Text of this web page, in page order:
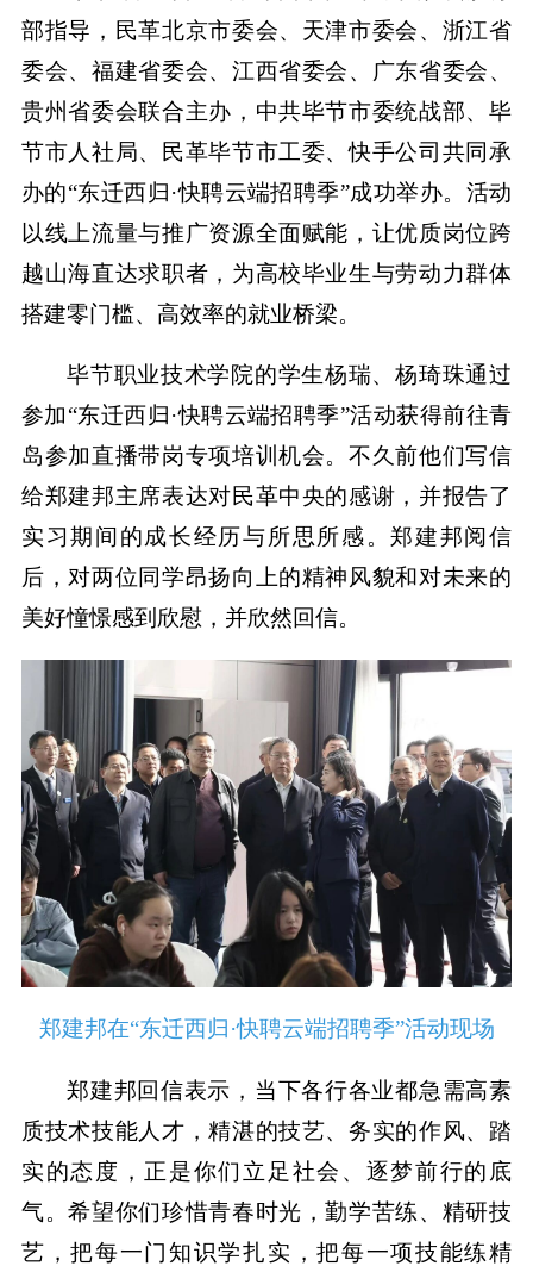
部指导，民革北京市委会、天津市委会、浙江省
委会、福建省委会、江西省委会、广东省委会、
贵州省委会联合主办，中共毕节市委统战部、毕
节市人社局、民革毕节市工委、快手公司共同承
办的“东迁西归·快聘云端招聘季”成功举办。活动
以线上流量与推广资源全面赋能，让优质岗位跨
越山海直达求职者，为高校毕业生与劳动力群体
搭建零门槛、高效率的就业桥梁。
毕节职业技术学院的学生杨瑞、杨琦珠通过
参加“东迁西归·快聘云端招聘季”活动获得前往青
岛参加直播带岗专项培训机会。不久前他们写信
给郑建邦主席表达对民革中央的感谢，并报告了
实习期间的成长经历与所思所感。郑建邦阅信
后，对两位同学昂扬向上的精神风貌和对未来的
美好憧憬感到欣慰，并欣然回信。
郑建邦在“东迁西归·快聘云端招聘季”活动现场
郑建邦回信表示，当下各行各业都急需高素
质技术技能人才，精湛的技艺、务实的作风、踏
实的态度，正是你们立足社会、逐梦前行的底
气。希望你们珍惜青春时光，勤学苦练、精研技
艺，把每一门知识学扎实，把每一项技能练精